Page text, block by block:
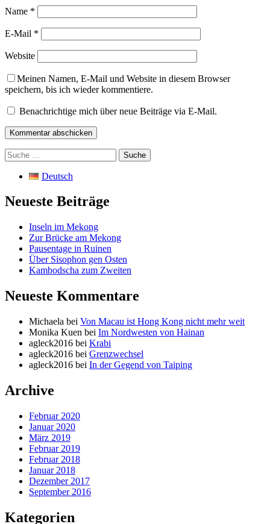
Name *
E-Mail *
Website
Meinen Namen, E-Mail und Website in diesem Browser
speichern, bis ich wieder kommentiere.
Benachrichtige mich über neue Beiträge via E-Mail.
Suche
nach:
Deutsch
Neueste Beiträge
Inseln im Mekong
Zur Brücke am Mekong
Pausentage in Ruinen
Über Sisophon gen Osten
Kambodscha zum Zweiten
Neueste Kommentare
Michaela bei Von Macau ist Hong Kong nicht mehr weit
Monika Kuen bei Im Nordwesten von Hainan
agleck2016 bei Krabi
agleck2016 bei Grenzwechsel
agleck2016 bei In der Gegend von Taiping
Archive
Februar 2020
Januar 2020
März 2019
Februar 2019
Februar 2018
Januar 2018
Dezember 2017
September 2016
Kategorien